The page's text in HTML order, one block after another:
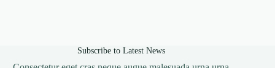
Subscribe to Latest News